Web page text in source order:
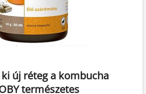
új réteg a kombucha
természetes